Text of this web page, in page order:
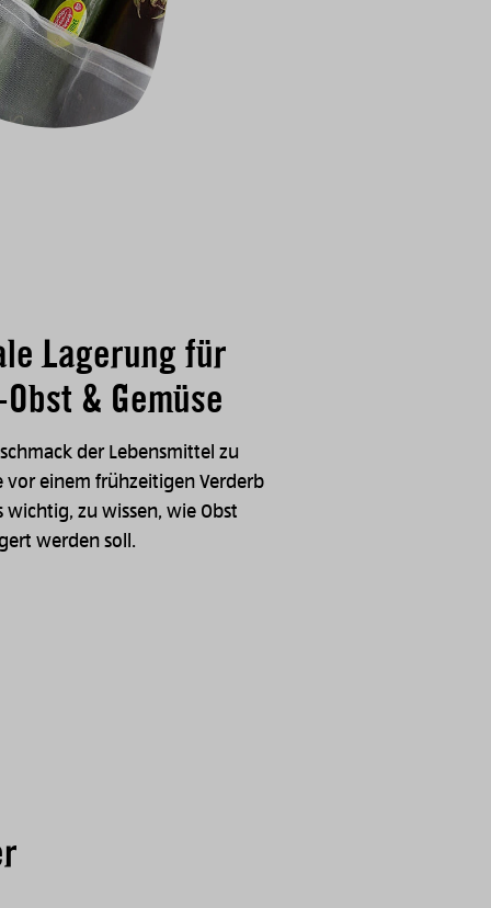
Lagerung für
& Gemüse
der Lebensmittel zu
vor einem frühzeitigen Verderb
wichtig, zu wissen, wie Obst
werden soll.